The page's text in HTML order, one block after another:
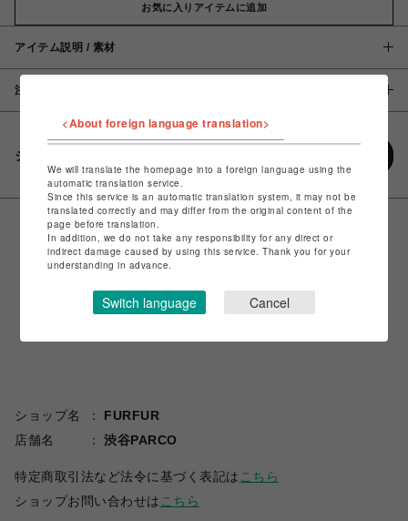
お気に入りアイテムに追加
アイテム説明 / 素材
注意事項
シェアする
ショップ名
FURFUR
店舗名
渋谷PARCO
特定商取引法など法令に基づく表記は こちら
ショップお問い合わせは こちら
<About foreign language translation>
We will translate the homepage into a foreign language using the
automatic translation service.
Since this service is an automatic translation system, it may not be
translated correctly and may differ from the original content of the
page before translation.
In addition, we do not take any responsibility for any direct or
indirect damage caused by using this service. Thank you for your
understanding in advance.
Switch language Cancel